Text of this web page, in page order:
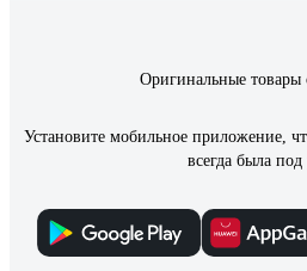
Оригинальные товары
Установите мобильное приложение,
всегда была под